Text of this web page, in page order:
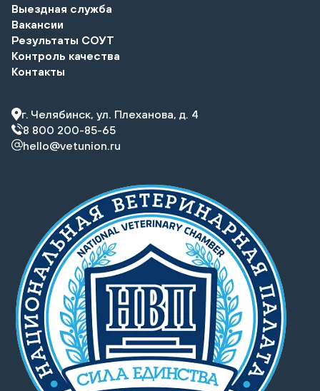
Выездная служба
Вакансии
Результаты СОУТ
Контроль качества
Контакты
г. Челябинск, ул. Плеханова, д. 4
8 800 200-85-65
hello@vetunion.ru